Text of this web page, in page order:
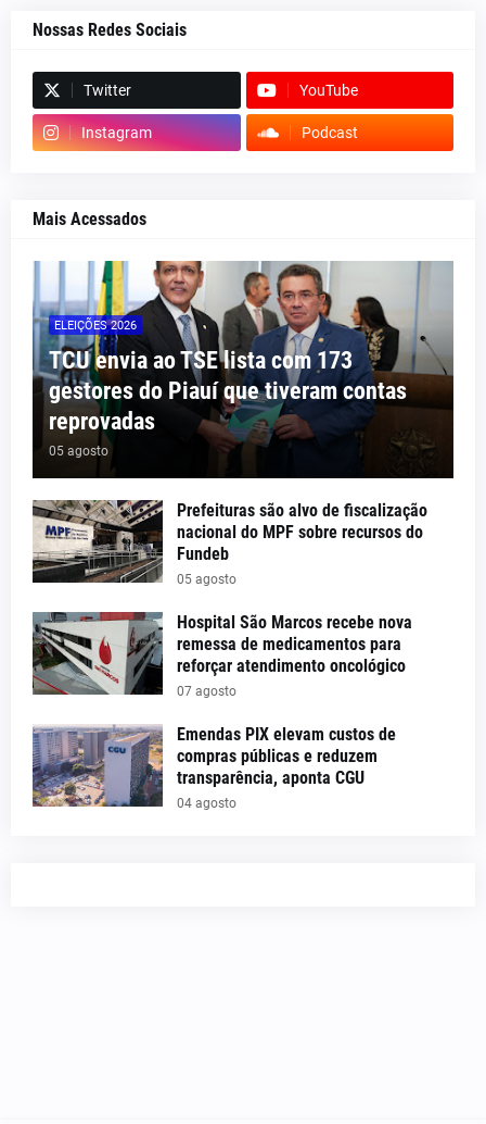
Nossas Redes Sociais
Twitter YouTube
Instagram Podcast
Mais Acessados
ELEIÇÕES 2026
TCU envia ao TSE lista com 173
gestores do Piauí que tiveram contas
reprovadas
05 agosto
Prefeituras são alvo de fiscalização
nacional do MPF sobre recursos do
Fundeb
05 agosto
Hospital São Marcos recebe nova
remessa de medicamentos para
reforçar atendimento oncológico
07 agosto
Emendas PIX elevam custos de
compras públicas e reduzem
transparência, aponta CGU
04 agosto